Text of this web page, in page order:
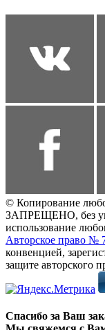
© Копирование
ЗАПРЕЩЕНО, без
использование
Авторское право №
конвенцией,
защите
Спасибо за Ваш